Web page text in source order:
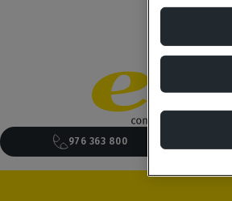
976 363 800